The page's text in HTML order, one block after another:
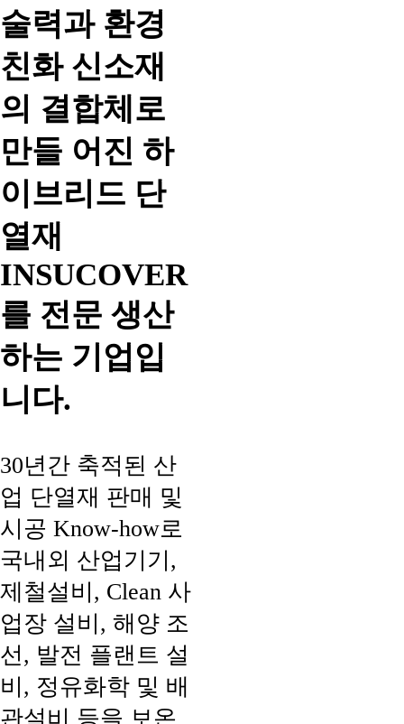
술력과 환경
친화 신소재
의 결합체로
만들 어진 하
이브리드 단
열재
INSUCOVER
를 전문 생산
하는 기업입
니다.
30년간 축적된 산
업 단열재 판매 및
시공 Know-how로
국내외 산업기기,
제철설비, Clean 사
업장 설비, 해양 조
선, 발전 플랜트 설
비, 정유화학 및 배
관설비 등을 보온